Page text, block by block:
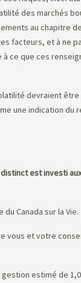
des marchés
au chapitre
facteurs, et à ne
à ce que ces
devraient être
une indication du
est investi
Canada sur la Vie.
vous et votre
estimé de